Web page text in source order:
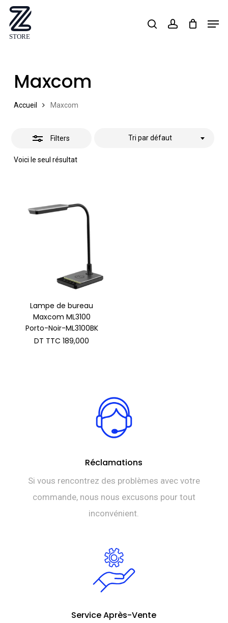
Skip
main
searchaccount
Maxcom
Accueil Maxcom
Filters
Voici le seul résultat
Tri par défaut
Close
Lampe de bureau
Maxcom ML3100
Porto-Noir-ML3100BK
DT TTC 189,000
Réclamations
Si vous rencontrez des problèmes avec votre
commande, nous nous excusons pour tout
inconvénient.
Service Après-Vente